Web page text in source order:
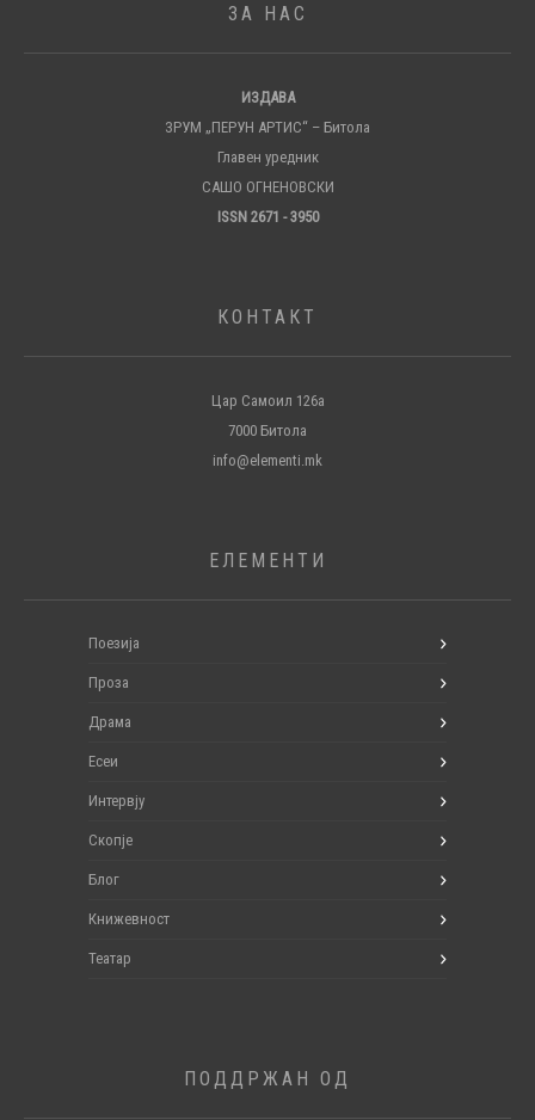
ЗА НАС
ИЗДАВА
ЗРУМ „ПЕРУН АРТИС“ – Битола
Главен уредник
САШО ОГНЕНОВСКИ
ISSN 2671 - 3950
КОНТАКТ
Цар Самоил 126а
7000 Битола
info@elementi.mk
ЕЛЕМЕНТИ
Поезија
Проза
Драма
Есеи
Интервју
Скопје
Блог
Книжевност
Театар
ПОДДРЖАН ОД